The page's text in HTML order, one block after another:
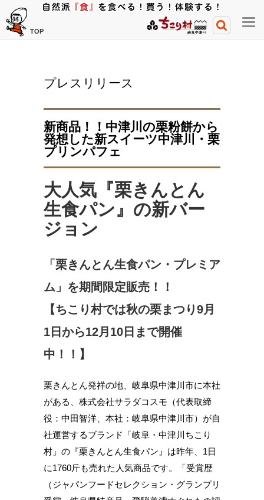
TOP
メ
ニ
プレスリリース
新商品！！中津川の栗粉餅から
発想した新スイーツ中津川・栗
プリンパフェ
大人気 『栗きんとん
生食パン』の新バー
ジョン
「栗きんとん生食パン・プレミア
ム」を期間限定販売！！
【ちこり村では秋の栗まつり9月
1日から12月10日まで開催
中！！】
栗きんとん発祥の地、岐阜県中津川市に本社
がある、株式会社サラダコスモ（代表取締
役：中田智洋、本社：岐阜県中津川市）が自
社運営するブランド「岐阜・中津川ちこり
村」の『栗きんとん生食パン』は昨年、1日
に1760斤も売れた人気商品です。「受賞歴
（ジャパンフードセレクション・グランプリ